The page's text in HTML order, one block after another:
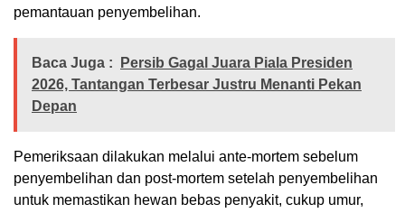
pemantauan penyembelihan.
Baca Juga :
Persib Gagal Juara Piala Presiden
2026, Tantangan Terbesar Justru Menanti Pekan
Depan
Pemeriksaan dilakukan melalui ante-mortem sebelum
penyembelihan dan post-mortem setelah penyembelihan
untuk memastikan hewan bebas penyakit, cukup umur,